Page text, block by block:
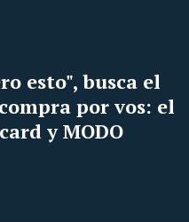
esto", busca el
por vos: el
y MODO